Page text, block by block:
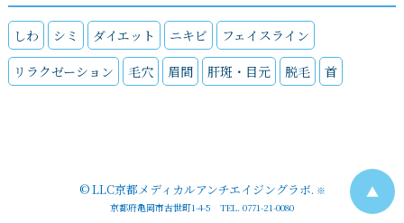
しわ シミ ダイエット ニキビ
フェイスライン
リラクゼーション
毛穴 眉間 肝斑・目元 脱毛 首
▲
©LLC京都メディカルアンチエイジングラボ. ※
京都府亀岡市古世町1-4-5 TEL. 0771-21-0080